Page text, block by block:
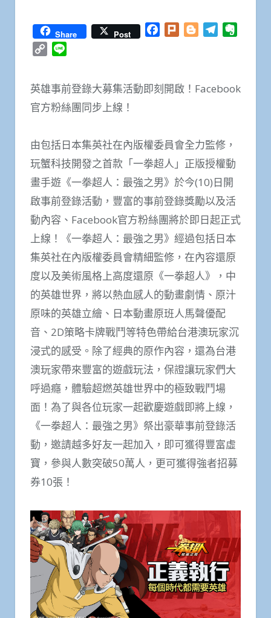
Share Post Facebook
Plurk BloggerTelegram
Copy
英雄事前登錄大募集活動即刻開啟！Facebook
官方粉絲團同步上線！
由包括日本集英社在內版權委員會全力監修，
玩蟹科技開發之首款「一拳超人」正版授權動
畫手遊《一拳超人：最強之男》於今(10)日開
啟事前登錄活動，豐富的事前登錄獎勵以及活
動內容、Facebook官方粉絲團將於即日起正式
上線！《一拳超人：最強之男》經過包括日本
集英社在內版權委員會精細監修，在內容還原
度以及美術風格上高度還原《一拳超人》，中
的英雄世界，將以熱血感人的動畫劇情、原汁
原味的英雄立繪、日本動畫原班人馬聲優配
音、2D策略卡牌戰鬥等特色帶給台港澳玩家沉
浸式的感受。除了經典的原作內容，還為台港
澳玩家帶來豐富的遊戲玩法，保證讓玩家們大
呼過癮，體驗超燃英雄世界中的極致戰鬥場
面！為了與各位玩家一起歡慶遊戲即將上線，
《一拳超人：最強之男》祭出豪華事前登錄活
動，邀請越多好友一起加入，即可獲得豐富虛
寶，參與人數突破50萬人，更可獲得強者招募
券10張！